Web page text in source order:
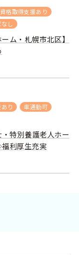
資格取得支援あり
し
ム・札幌市北区】
り
車通勤可
特別養護老人ホー
利厚生充実